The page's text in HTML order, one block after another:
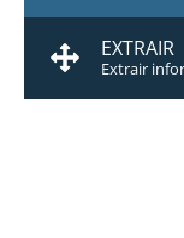
EXTRAIR
Extrair